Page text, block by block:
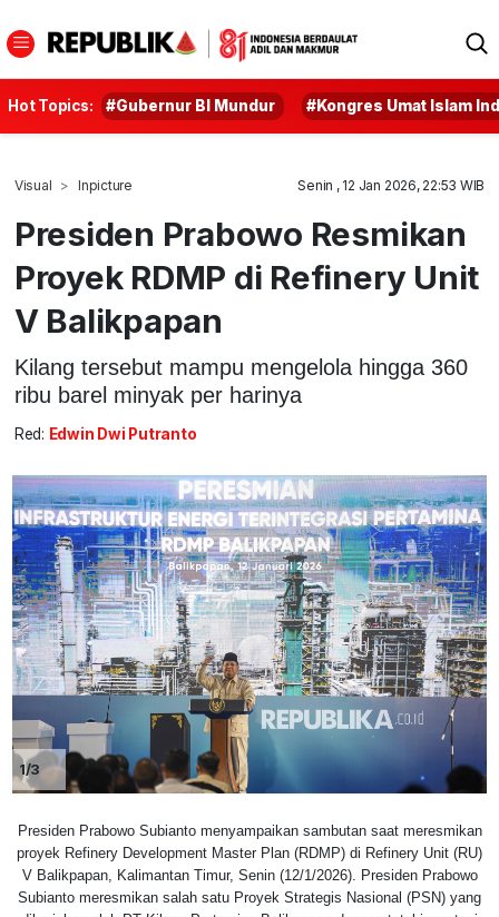
Hot Topics: #Gubernur BI Mundur #Kongres Umat Islam
Visual Inpicture Senin , 12 Jan 2026, 22:53 WIB
Presiden Prabowo Resmikan
Proyek RDMP di Refinery Unit
V Balikpapan
Kilang tersebut mampu mengelola hingga 360
ribu barel minyak per harinya
Red: Edwin Dwi Putranto
1/3
Presiden Prabowo Subianto menyampaikan sambutan saat meresmikan
proyek Refinery Development Master Plan (RDMP) di Refinery Unit (RU)
V Balikpapan, Kalimantan Timur, Senin (12/1/2026). Presiden Prabowo
Subianto meresmikan salah satu Proyek Strategis Nasional (PSN) yang